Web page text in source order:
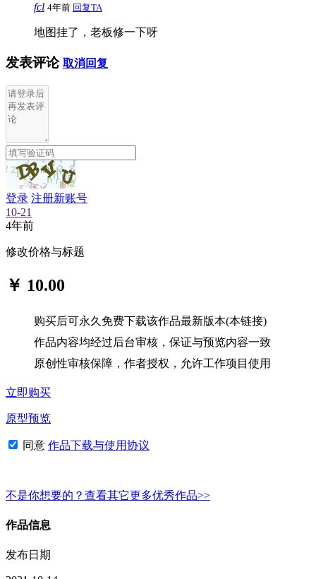
fcl 4年前 回复TA
地图挂了，老板修一下呀
发表评论 取消回复
登录 注册新账号
10-21
4年前
修改价格与标题
￥ 10.00
购买后可永久免费下载该作品最新版本(本链接)
作品内容均经过后台审核，保证与预览内容一致
原创性审核保障，作者授权，允许工作项目使用
立即购买
原型预览
同意 作品下载与使用协议
不是你想要的？查看其它更多优秀作品>>
作品信息
发布日期